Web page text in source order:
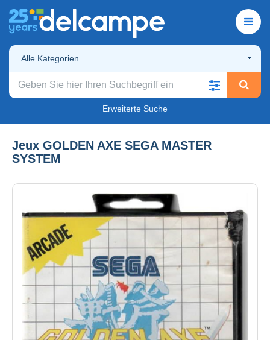
Alle Kategorien
Erweiterte Suche
Jeux GOLDEN AXE SEGA MASTER
SYSTEM